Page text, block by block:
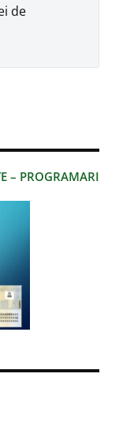
– PROGRAMARI
de